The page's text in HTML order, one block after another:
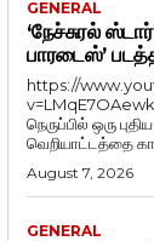
GENERAL
‘நேச்சுரல்
பாரடைஸ்’
https://
நெருப்பில் ஒரு
வெறியாட்டத்தை
August 7, 2026
GENERAL